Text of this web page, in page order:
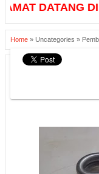
DI WEB
Home » Uncategories »
Pembuatan heater